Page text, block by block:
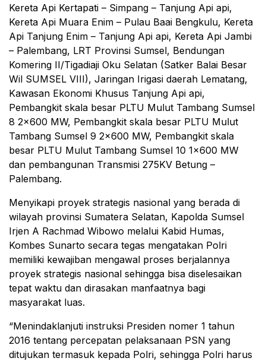
Kereta Api Kertapati – Simpang – Tanjung Api api,
Kereta Api Muara Enim – Pulau Baai Bengkulu, Kereta
Api Tanjung Enim – Tanjung Api api, Kereta Api Jambi
– Palembang, LRT Provinsi Sumsel, Bendungan
Komering II/Tigadiaji Oku Selatan (Satker Balai Besar
Wil SUMSEL VIII), Jaringan Irigasi daerah Lematang,
Kawasan Ekonomi Khusus Tanjung Api api,
Pembangkit skala besar PLTU Mulut Tambang Sumsel
8 2×600 MW, Pembangkit skala besar PLTU Mulut
Tambang Sumsel 9 2×600 MW, Pembangkit skala
besar PLTU Mulut Tambang Sumsel 10 1×600 MW
dan pembangunan Transmisi 275KV Betung –
Palembang.
Menyikapi proyek strategis nasional yang berada di
wilayah provinsi Sumatera Selatan, Kapolda Sumsel
Irjen A Rachmad Wibowo melalui Kabid Humas,
Kombes Sunarto secara tegas mengatakan Polri
memiliki kewajiban mengawal proses berjalannya
proyek strategis nasional sehingga bisa diselesaikan
tepat waktu dan dirasakan manfaatnya bagi
masyarakat luas.
“Menindaklanjuti instruksi Presiden nomer 1 tahun
2016 tentang percepatan pelaksanaan PSN yang
ditujukan termasuk kepada Polri, sehingga Polri harus